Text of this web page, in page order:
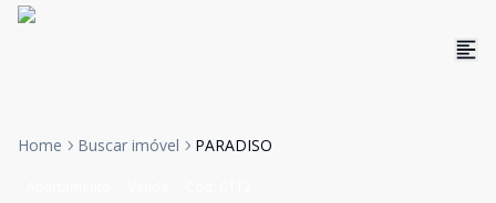
Home Buscar imóvel PARADISO